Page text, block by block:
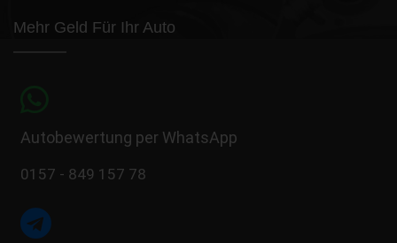
Mehr Geld Für Ihr Auto
Autobewertung per WhatsApp
0157 - 849 157 78